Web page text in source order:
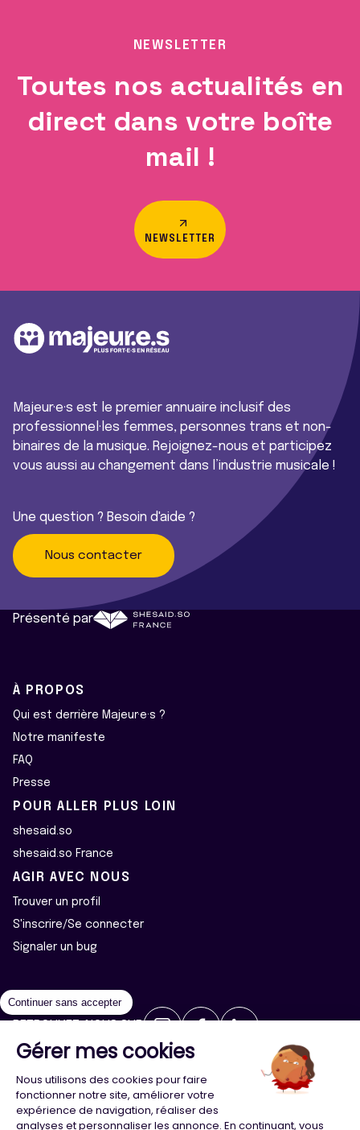
NEWSLETTER
Toutes nos actualités en
direct dans votre boîte
mail !
NEWSLETTER
Majeur·e·s est le premier annuaire inclusif des
professionnel·les femmes, personnes trans et non-
binaires de la musique. Rejoignez-nous et participez
vous aussi au changement dans l’industrie musicale !
Une question ? Besoin d'aide ?
Nous contacter
Présenté par
À PROPOS
Qui est derrière Majeur·e·s ?
Notre manifeste
FAQ
Presse
POUR ALLER PLUS LOIN
shesaid.so
shesaid.so France
AGIR AVEC NOUS
Trouver un profil
S'inscrire/Se connecter
Signaler un bug
2026 ©Majeur·e·s - Tous droits réservés
Politique de confidentialité
Cookies
Conception Agence Adeliom
Continuer sans accepter
Gérer mes cookies
Nous utilisons des cookies pour faire
fonctionner notre site, améliorer votre
expérience de navigation, réaliser des
analyses et personnaliser les annonce. En continuant, vous